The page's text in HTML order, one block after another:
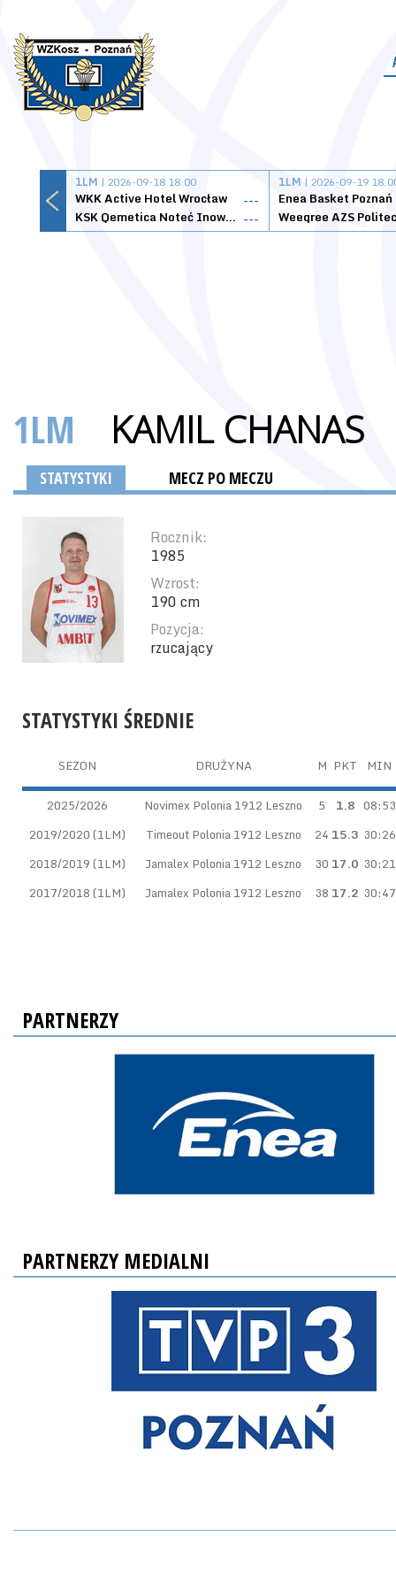
1LM | 2026-09-18 18:00
WKK Active Hotel Wrocław
---
KSK Qemetica Noteć Inowrocław ---
1LM | 2026-09-19
Enea Basket Poznań
1LM KAMIL CHANAS
STATYSTYKI MECZ PO MECZU
Rocznik:
1985
Wzrost:
190 cm
Pozycja:
rzucający
STATYSTYKI ŚREDNIE
SEZON DRUŻYNA M PKT MIN
2025/2026 Novimex Polonia 1912 Leszno 5 1.8 08:53
2019/2020 (1LM)
Timeout Polonia 1912 Leszno 24 15.3 30:26
2018/2019 (1LM)
Jamalex Polonia 1912 Leszno 30 17.0 30:21
2017/2018 (1LM)
Jamalex Polonia 1912 Leszno 38 17.2 30:47
PARTNERZY
PARTNERZY MEDIALNI